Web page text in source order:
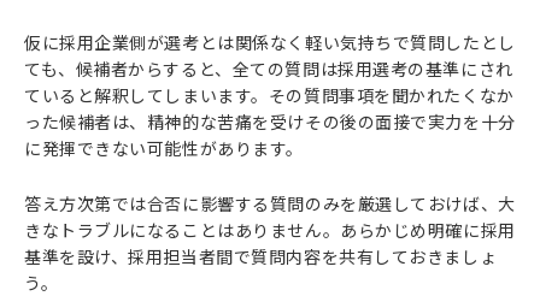
仮に採用企業側が選考とは関係なく軽い気持ちで質問したとし
ても、候補者からすると、全ての質問は採用選考の基準にされ
ていると解釈してしまいます。その質問事項を聞かれたくなか
った候補者は、精神的な苦痛を受けその後の面接で実力を十分
に発揮できない可能性があります。
答え方次第では合否に影響する質問のみを厳選しておけば、大
きなトラブルになることはありません。あらかじめ明確に採用
基準を設け、採用担当者間で質問内容を共有しておきましょ
う。